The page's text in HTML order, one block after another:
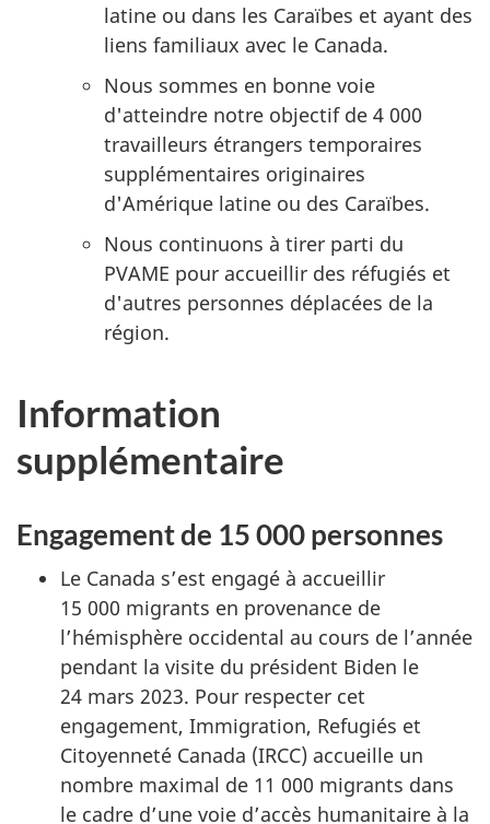
latine ou dans les Caraïbes et ayant des
liens familiaux avec le Canada.
Nous sommes en bonne voie
d'atteindre notre objectif de 4 000
travailleurs étrangers temporaires
supplémentaires originaires
d'Amérique latine ou des Caraïbes.
Nous continuons à tirer parti du
PVAME pour accueillir des réfugiés et
d'autres personnes déplacées de la
région.
Information
supplémentaire
Engagement de 15 000 personnes
Le Canada s’est engagé à accueillir
15 000 migrants en provenance de
l’hémisphère occidental au cours de l’année
pendant la visite du président Biden le
24 mars 2023. Pour respecter cet
engagement, Immigration, Refugiés et
Citoyenneté Canada (IRCC) accueille un
nombre maximal de 11 000 migrants dans
le cadre d’une voie d’accès humanitaire à la